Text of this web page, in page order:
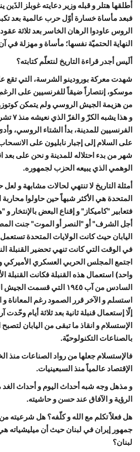
أطلقها هتلر و قبله وزير دعايته غوبلز
فبعد مأساة خسارة أوّل حرب عالمية بعد
الروس عاودوا الرهان الخاسر بعد ثلاثة
النهاية الحتميّة نفسها؛ مأساة و مهزلة في
ألَيس أجدر قراءة التاريخ لنتعلّم كتابته؟
موسكو، إنتصاراً ضيقاً للفرنسيين على
من هزيمة الجيش الروسي ولم يتمكن
الفرنسيين للمدينة، بدأ الشتاء الروسي،
على السلام إلى إجبار نابليون على
شهر من بدء احتلاله للمدينة و نحن على
الوهمي الذي يبيعه الحزب لجمهوره.
أمثلة التاريخ لا تنتهي لحالات مشابهة و لعل
المتحدة هي الأكثر شبهاً حين حاولوا محاربة
فتعابير "كاميكاز" و إقناع البعض بالإنتخار
أجل الشرف" أو "النصر أو الموت" جنت
اليابان حيث كانت الولايات المتحدة
في الوقت التي كانت تنهي تحضير القنبلة
اجتمع المجلس الحربي العسكري الأميركي
واحد) استعمال هذه القنبلة فكانت القنبلة
السادس من آب ١٩٤٥ التي
استسلم و الآخر قرر الصمود رغم المعاناة
إلّا إستعمال قنبلة ثانية بعد ثلاثة أيام
الإستسلام و انقاذ ما تبقى من اليابان
بالصناعات التكنولوحيّة.
فالإستسلام جعلها من رواد الصناعات منذ
الإقتصاد عالمياً منذ السبعينيات.
و مذهل وجه شبه أحداث اليوم و أحداث الغد
الرؤية و الآفاق عند حسن و حاشيته.
هل فعلاً تكلم مع الله و كلّفه؟ هل شرعيته من
جمهور إيران في لبنان حيث أن
لبنان؟